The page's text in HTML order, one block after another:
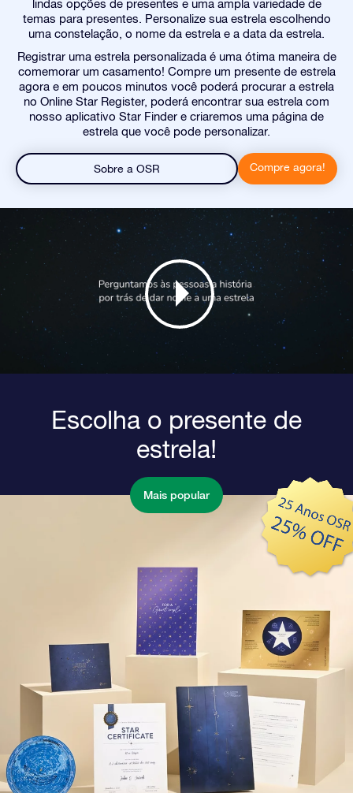
lindas opções de presentes e uma ampla variedade de
temas para presentes. Personalize sua estrela escolhendo
uma constelação, o nome da estrela e a data da estrela.
Registrar uma estrela personalizada é uma ótima maneira de
comemorar um casamento! Compre um presente de estrela
agora e em poucos minutos você poderá procurar a estrela
no Online Star Register, poderá encontrar sua estrela com
nosso aplicativo Star Finder e criaremos uma página de
estrela que você pode personalizar.
Sobre a OSR Compre agora!
Escolha o presente de
estrela!
Mais popular